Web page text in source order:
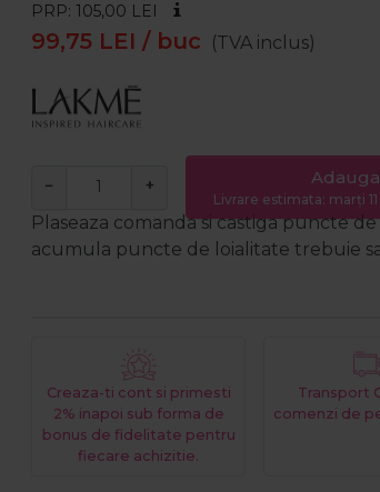
PRP: 105,00 LEI
99,75 LEI / buc (TVA inclus)
− +
Livrare estimata: marți
Plaseaza comanda si castiga puncte
acumula puncte de loialitate trebuie
Creaza-ti cont si primesti
2% inapoi sub forma de
bonus de fidelitate pentru
fiecare achizitie.
Transport
comenzi de